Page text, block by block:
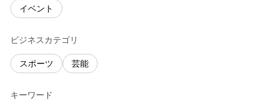
イベント
ビジネスカテゴリ
スポーツ 芸能
キーワード